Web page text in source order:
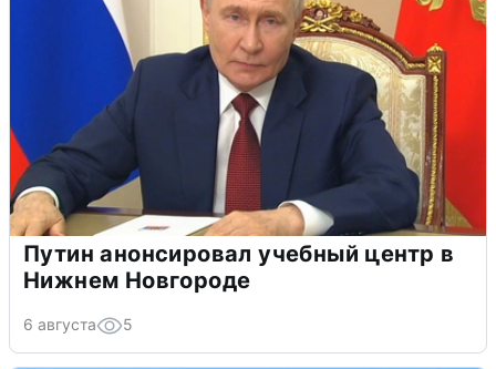
Путин анонсировал учебный центр в
Нижнем Новгороде
6 августа 5